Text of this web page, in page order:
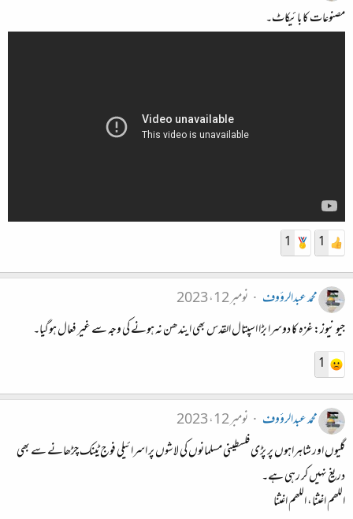
مصنوعات کا بائیکاٹ۔
1
1
محمد عبدالرؤوف
نومبر 12، 2023
جیو نیوز: غزہ کا دوسرا بڑا اسپتال القدس بھی ایندھن نہ ہونے کی وجہ سے غیر فعال ہوگیا۔
1
محمد عبدالرؤوف
نومبر 12، 2023
گلیوں اور شاہراہوں پر پڑی فلسطینی مسلمانوں کی لاشوں پر اسرائیلی فوج ٹینک چڑھانے سے بھی
دریغ نہیں کر رہی ہے۔
اللھم اغثنا، اللھم اغثنا